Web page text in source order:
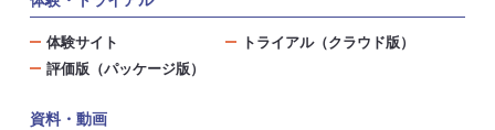
体験サイト
トライアル（クラウド版）
評価版（パッケージ版）
資料・動画